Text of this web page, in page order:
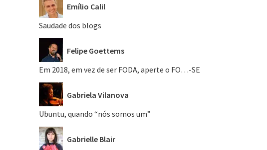
Emílio Calil
Saudade dos blogs
Felipe Goettems
Em 2018, em vez de ser FODA, aperte o FO…-SE
Gabriela Vilanova
Ubuntu, quando “nós somos um”
Gabrielle Blair